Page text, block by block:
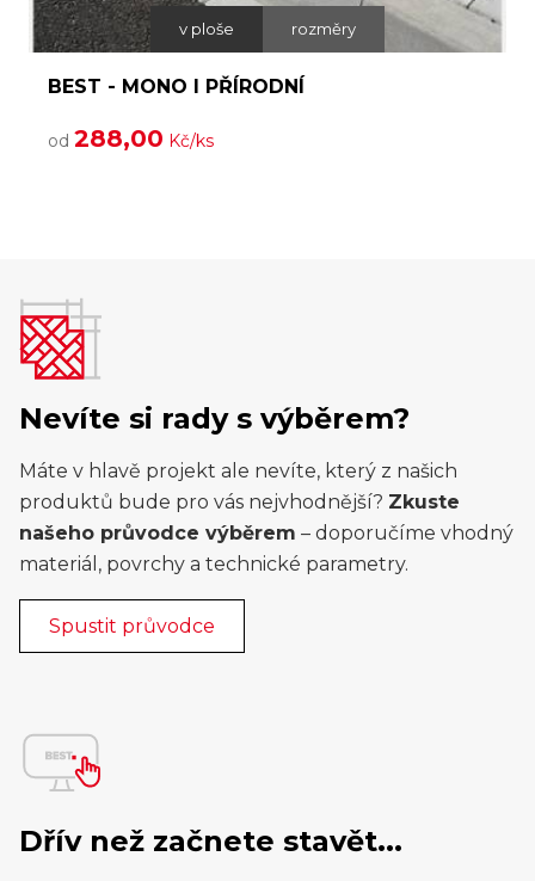
v ploše rozměry
BEST - MONO I PŘÍRODNÍ
od 288,00 Kč/ks
Nevíte si rady s výběrem?
Máte v hlavě projekt ale nevíte, který z našich
produktů bude pro vás nejvhodnější? Zkuste
našeho průvodce výběrem – doporučíme vhodný
materiál, povrchy a technické parametry.
Spustit průvodce
Dřív než začnete stavět...